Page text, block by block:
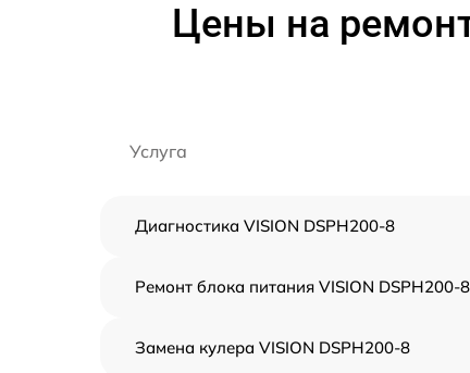
Цены на
Услуга
Диагностика VISION DSPH200-8
Ремонт блока питания VISION DSPH200-8
Замена кулера VISION DSPH200-8